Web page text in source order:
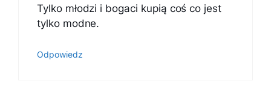
Tylko młodzi i bogaci kupią coś co jest
tylko modne.
Odpowiedz